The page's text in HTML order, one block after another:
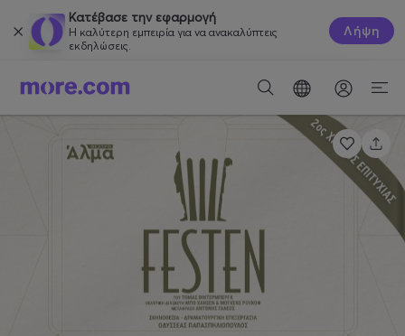
Κατέβασε την εφαρμογή
Η καλύτερη εμπειρία για να ανακαλύπτεις
εκδηλώσεις.
Λήψη